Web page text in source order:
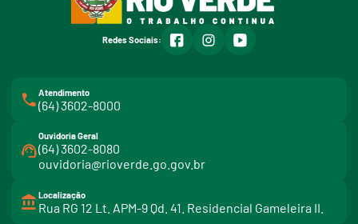
Redes Sociais: facebookinstagramyoutube
Atendimento
(64) 3602-8000
Ouvidoria Geral
(64) 3602-8080
ouvidoria@rioverde.go.gov.br
Localização
Rua RG 12 Lt. APM-9 Qd. 41. Residencial Gameleira II.